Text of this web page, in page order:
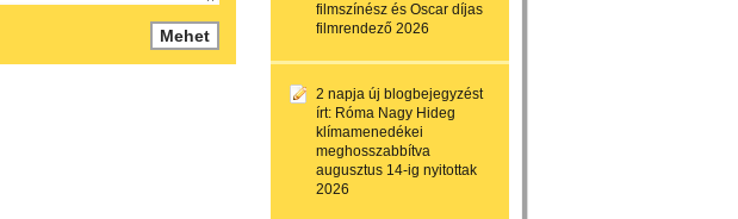
filmszínész és Oscar díjas
filmrendező 2026
2 napja új blogbejegyzést
írt: Róma Nagy Hideg
klímamenedékei
meghosszabbítva
augusztus 14-ig nyitottak
2026